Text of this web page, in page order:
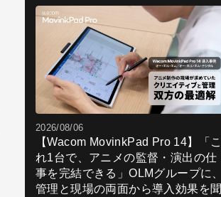
2026/08/06
【Wacom MovinkPad Pro 14】「こ
れ1台で、アニメの監督・演出の仕
事を完結できる」OLMグループに、
管理と現場の両面から導入効果を聞